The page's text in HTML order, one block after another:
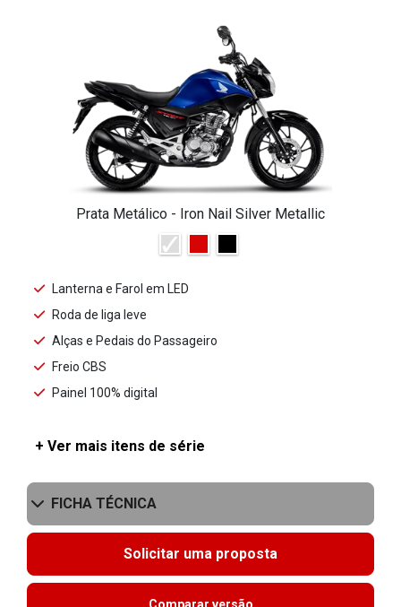
Prata Metálico - Iron Nail Silver Metallic
Lanterna e Farol em LED
Roda de liga leve
Alças e Pedais do Passageiro
Freio CBS
Painel 100% digital
+ Ver mais itens de série
FICHA TÉCNICA
Solicitar uma proposta
Comparar versão